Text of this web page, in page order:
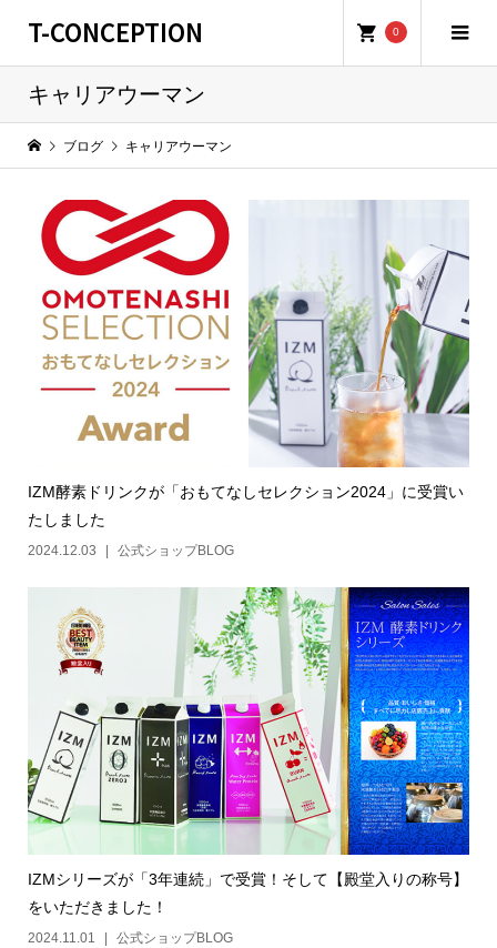
T-CONCEPTION 0
キャリアウーマン
ブログ キャリアウーマン
IZM酵素ドリンクが「おもてなしセレクション2024」に受賞い
たしました
2024.12.03 公式ショップBLOG
IZMシリーズが「3年連続」で受賞！そして【殿堂入りの称号】
をいただきました！
2024.11.01 公式ショップBLOG